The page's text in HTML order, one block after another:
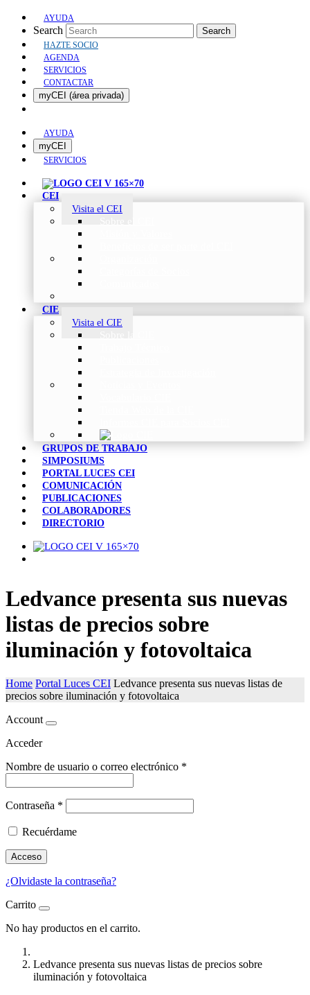
AYUDA
Search Search
HAZTE SOCIO
AGENDA
SERVICIOS
CONTACTAR
myCEI (área privada)
AYUDA
myCEI
SERVICIOS
CEI
Visita el CEI
CIE
Visita el CIE
GRUPOS DE TRABAJO
SIMPOSIUMS
PORTAL LUCES CEI
COMUNICACIÓN
PUBLICACIONES
COLABORADORES
DIRECTORIO
Ledvance presenta sus nuevas
listas de precios sobre
iluminación y fotovoltaica
Home Portal Luces CEI Ledvance presenta sus nuevas listas de
precios sobre iluminación y fotovoltaica
Account
Acceder
Nombre de usuario o correo electrónico *
Contraseña *
Recuérdame
Acceso
¿Olvidaste la contraseña?
Carrito
No hay productos en el carrito.
Ledvance presenta sus nuevas listas de precios sobre
iluminación y fotovoltaica